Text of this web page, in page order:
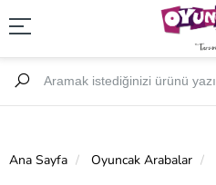
Ana Sayfa Oyuncak Arabalar